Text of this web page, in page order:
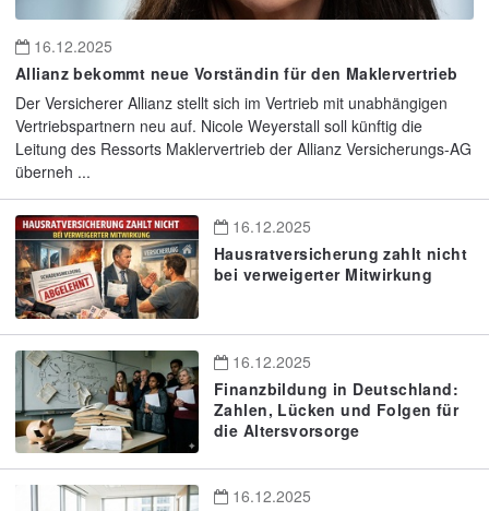
16.12.2025
Allianz bekommt neue Vorständin für den Maklervertrieb
Der Versicherer Allianz stellt sich im Vertrieb mit unabhängigen
Vertriebspartnern neu auf. Nicole Weyerstall soll künftig die
Leitung des Ressorts Maklervertrieb der Allianz Versicherungs-AG
überneh ...
16.12.2025
Hausratversicherung zahlt nicht
bei verweigerter Mitwirkung
16.12.2025
Finanzbildung in Deutschland:
Zahlen, Lücken und Folgen für
die Altersvorsorge
16.12.2025